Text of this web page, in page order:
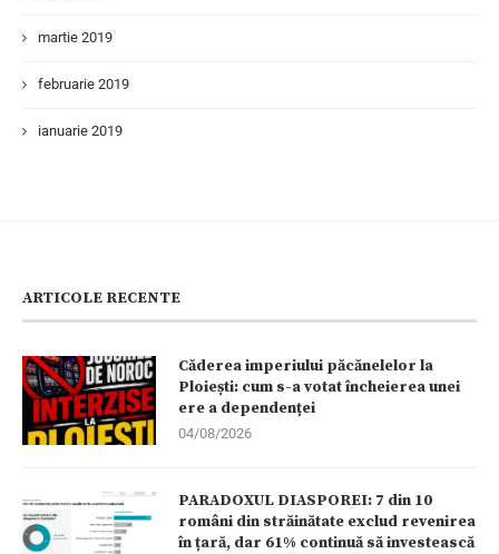
martie 2019
februarie 2019
ianuarie 2019
ARTICOLE RECENTE
Căderea imperiului păcănelelor la
Ploiești: cum s-a votat încheierea unei
ere a dependenței
04/08/2026
PARADOXUL DIASPOREI: 7 din 10
români din străinătate exclud revenirea
în țară, dar 61% continuă să investească